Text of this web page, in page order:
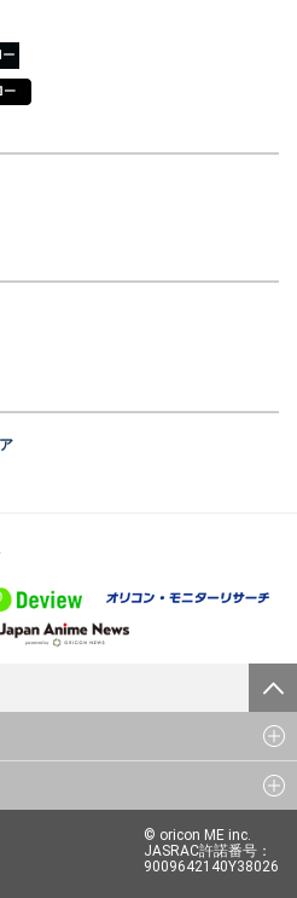
© oricon ME inc.
JASRAC許諾番号：
9009642140Y38026